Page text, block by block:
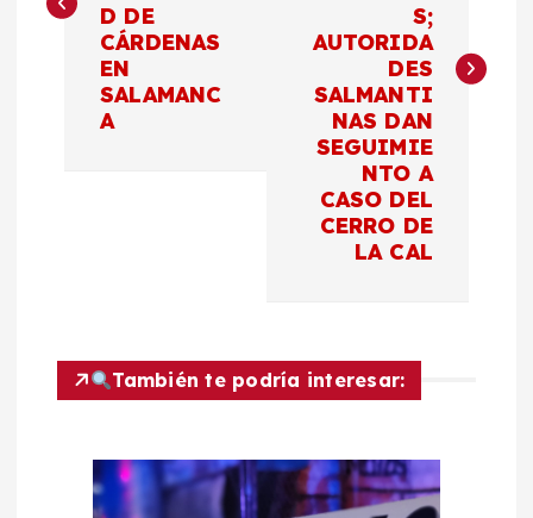
e
n
D DE
CÁRDENAS
EN
SALAMANC
A
S;
AUTORIDA
DES
SALMANTI
NAS DAN
SEGUIMIE
NTO A
CASO DEL
CERRO DE
LA CAL
También te podría interesar: